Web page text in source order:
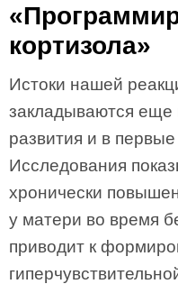
кортизола»
Истоки нашей
закладываются еще
развития и в
Исследования
хронически
у матери во время
приводит к